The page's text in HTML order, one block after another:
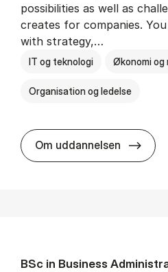
possibilities as well as
creates for companies.
with strategy,…
IT og teknologi Økonomi og
Organisation og ledelse
Om uddannelsen BSc
BSc in Busi­ness